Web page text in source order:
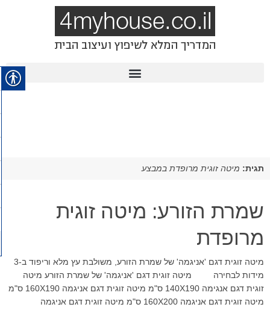
תגית: מיטה זוגית מרופדת במבצע
שמרת הזורע: מיטה זוגית
מרופדת
מיטה זוגית דגם 'אניגמה' של שמרת הזורע, משולבת עץ מלא וריפוד ב-3
מידות לבחירה מיטה זוגית דגם 'אניגמה' של שמרת הזורע מיטה
זוגית דגם אנגימה 140X190 ס"מ מיטה זוגית דגם אניגמה 160X190 ס"מ
מיטה זוגית דגם אניגמה 160X200 ס"מ מיטה זוגית דגם אניגמה